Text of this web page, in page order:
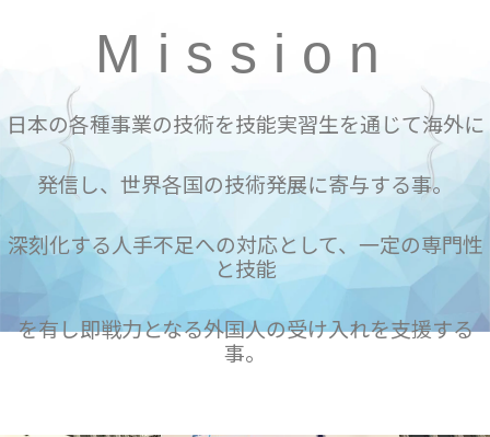
Mission
日本の各種事業の技術を技能実習生を通じて海外に
発信し、世界各国の技術発展に寄与する事。
深刻化する人手不足への対応として、一定の専門性
と技能
を有し即戦力となる外国人の受け入れを支援する
事。